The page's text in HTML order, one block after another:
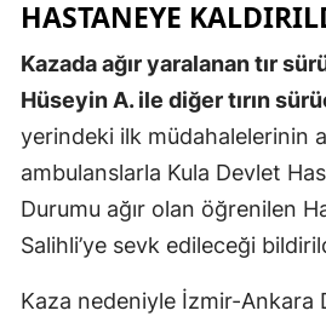
HASTANEYE
Kazada ağır yaralanan tır
Hüseyin A. ile diğer tırın
yerindeki ilk müdahalelerinin
ambulanslarla Kula Devlet
Durumu ağır olan öğrenilen
Salihli’ye sevk edileceği
Kaza nedeniyle İzmir-Ankara